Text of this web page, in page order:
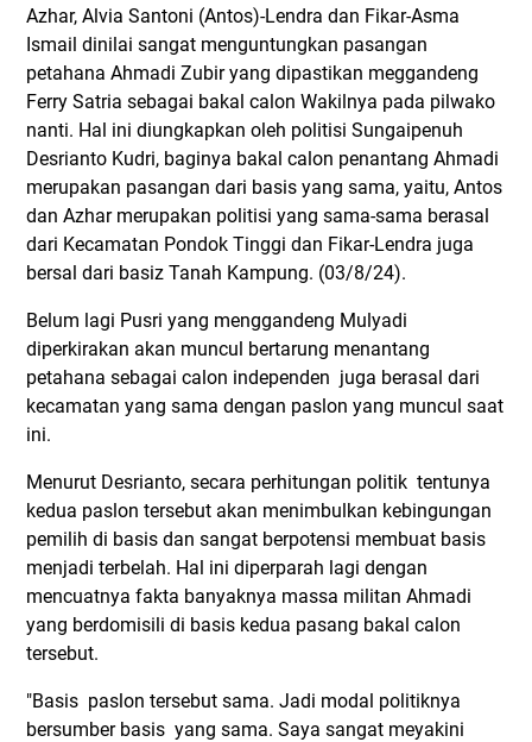
Azhar, Alvia Santoni (Antos)-Lendra dan Fikar-Asma
Ismail dinilai sangat menguntungkan pasangan
petahana Ahmadi Zubir yang dipastikan meggandeng
Ferry Satria sebagai bakal calon Wakilnya pada pilwako
nanti. Hal ini diungkapkan oleh politisi Sungaipenuh
Desrianto Kudri, baginya bakal calon penantang Ahmadi
merupakan pasangan dari basis yang sama, yaitu, Antos
dan Azhar merupakan politisi yang sama-sama berasal
dari Kecamatan Pondok Tinggi dan Fikar-Lendra juga
bersal dari basiz Tanah Kampung. (03/8/24).
Belum lagi Pusri yang menggandeng Mulyadi
diperkirakan akan muncul bertarung menantang
petahana sebagai calon independen juga berasal dari
kecamatan yang sama dengan paslon yang muncul saat
ini.
Menurut Desrianto, secara perhitungan politik tentunya
kedua paslon tersebut akan menimbulkan kebingungan
pemilih di basis dan sangat berpotensi membuat basis
menjadi terbelah. Hal ini diperparah lagi dengan
mencuatnya fakta banyaknya massa militan Ahmadi
yang berdomisili di basis kedua pasang bakal calon
tersebut.
"Basis paslon tersebut sama. Jadi modal politiknya
bersumber basis yang sama. Saya sangat meyakini